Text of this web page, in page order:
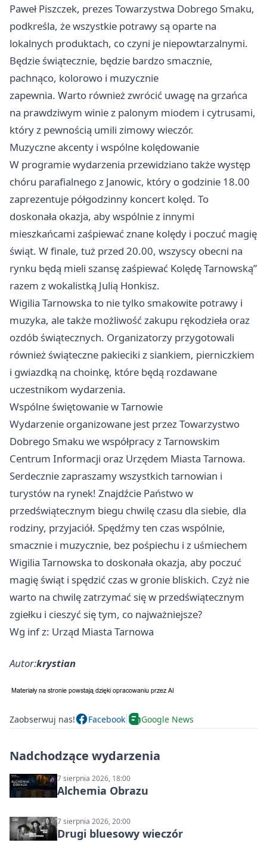
Paweł Piszczek, prezes Towarzystwa Dobrego Smaku,
podkreśla, że wszystkie potrawy są oparte na
lokalnych produktach, co czyni je niepowtarzalnymi.
Będzie świątecznie, będzie bardzo smacznie,
pachnąco, kolorowo i muzycznie
zapewnia. Warto również zwrócić uwagę na grzańca
na prawdziwym winie z palonym miodem i cytrusami,
który z pewnością umili zimowy wieczór.
Muzyczne akcenty i wspólne kolędowanie
W programie wydarzenia przewidziano także występ
chóru parafialnego z Janowic, który o godzinie 18.00
zaprezentuje półgodzinny koncert kolęd. To
doskonała okazja, aby wspólnie z innymi
mieszkańcami zaśpiewać znane kolędy i poczuć magię
świąt. W finale, tuż przed 20.00, wszyscy obecni na
rynku będą mieli szansę zaśpiewać Kolędę Tarnowską”
razem z wokalistką Julią Honkisz.
Wigilia Tarnowska to nie tylko smakowite potrawy i
muzyka, ale także możliwość zakupu rękodzieła oraz
ozdób świątecznych. Organizatorzy przygotowali
również świąteczne pakieciki z siankiem, pierniczkiem
i gwiazdką na choinkę, które będą rozdawane
uczestnikom wydarzenia.
Wspólne świętowanie w Tarnowie
Wydarzenie organizowane jest przez Towarzystwo
Dobrego Smaku we współpracy z Tarnowskim
Centrum Informacji oraz Urzędem Miasta Tarnowa.
Serdecznie zapraszamy wszystkich tarnowian i
turystów na rynek! Znajdźcie Państwo w
przedświątecznym biegu chwilę czasu dla siebie, dla
rodziny, przyjaciół. Spędźmy ten czas wspólnie,
smacznie i muzycznie, bez pośpiechu i z uśmiechem
Wigilia Tarnowska to doskonała okazja, aby poczuć
magię świąt i spędzić czas w gronie bliskich. Czyż nie
warto na chwilę zatrzymać się w przedświątecznym
zgiełku i cieszyć się tym, co najważniejsze?
Wg inf z: Urząd Miasta Tarnowa
Autor:krystian
Zaobserwuj nas! Facebook Google News
Nadchodzące wydarzenia
7 sierpnia 2026, 18:00
Alchemia Obrazu
7 sierpnia 2026, 20:00
Drugi bluesowy wieczór